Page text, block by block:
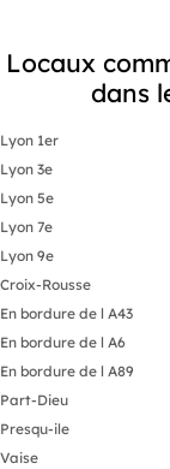
Locaux
dans
Lyon 1er
Lyon 3e
Lyon 5e
Lyon 7e
Lyon 9e
Croix-Rousse
En bordure de l A43
En bordure de l A6
En bordure de l A89
Part-Dieu
Presqu-ile
Vaise